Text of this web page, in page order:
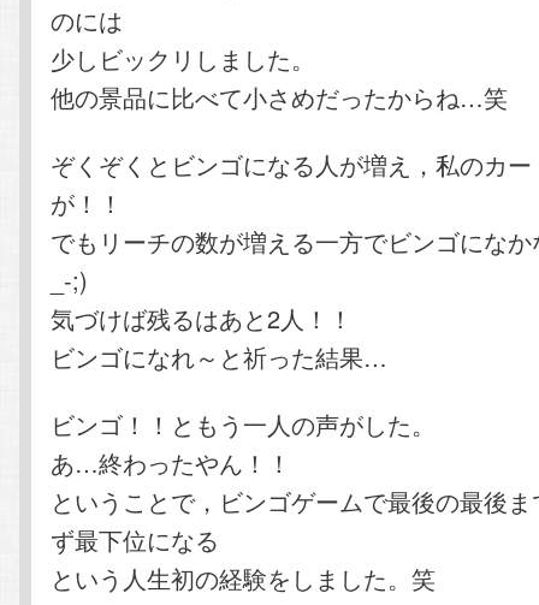
のには
少しビックリしました。
他の景品に比べて小さめだったからね…笑
ぞくぞくとビンゴになる人が増え，私のカ
が！！
でもリーチの数が増える一方でビンゴにな
_-;)
気づけば残るはあと2人！！
ビンゴになれ～と祈った結果…
ビンゴ！！ともう一人の声がした。
あ…終わったやん！！
ということで，ビンゴゲームで最後の最後
ず最下位になる
という人生初の経験をしました。笑